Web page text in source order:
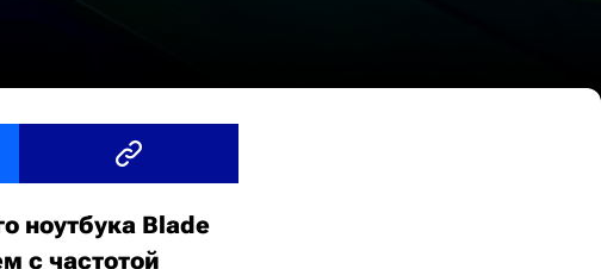
ноутбука Blade
с частотой